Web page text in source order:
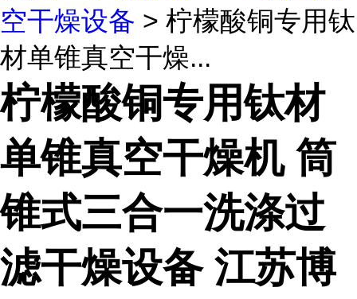
空干燥设备 > 柠檬酸铜专用钛
材单锥真空干燥...
柠檬酸铜专用钛材
单锥真空干燥机 筒
锥式三合一洗涤过
滤干燥设备 江苏博